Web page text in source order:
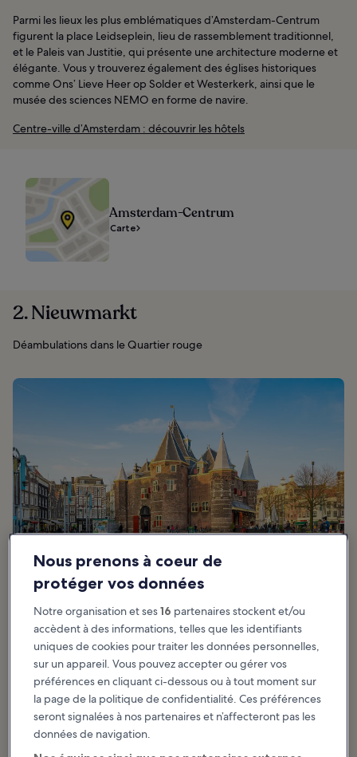
Parmi les lieux les plus emblématiques d’Amsterdam-Centrum
figurent la place Leidseplein, lieu de rassemblement traditionnel,
et le Paleis van Justitie, qui présente une architecture moderne et
élégante. Vous y trouverez également des églises historiques
comme Ons’ Lieve Heer op Solder et Westerkerk, ainsi que le
musée des sciences NEMO en forme de navire.
Centre-ville d’Amsterdam : découvrir les hôtels
Amsterdam-Centrum
Carte
2. Nieuwmarkt
Déambulations dans le Quartier rouge
Recommandé pour :Shopping, Histoire
Nieuwmarkt, ou Nouveau Marché, est une place historique du
quartier de Lastage et fait partie du quartier chinois d’Amsterdam.
Située à côté de De Wallen, le célèbre Quartier rouge, c’est un
endroit populaire auprès des voyageurs.
Nous prenons à coeur de
protéger vos données
Notre organisation et ses16 partenaires stockent et/ou
accèdent à des informations, telles que les identifiants
uniques de cookies pour traiter les données personnelles,
sur un appareil. Vous pouvez accepter ou gérer vos
préférences en cliquant ci-dessous ou à tout moment sur
la page de la politique de confidentialité. Ces préférences
seront signalées à nos partenaires et n’affecteront pas les
données de navigation.